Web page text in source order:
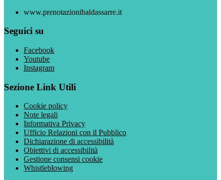
www.prenotazionibaldassarre.it
Seguici su
Facebook
Youtube
Instagram
Sezione Link Utili
Cookie policy
Note legali
Informativa Privacy
Ufficio Relazioni con il Pubblico
Dichiarazione di accessibilità
Obiettivi di accessibilità
Gestione consensi cookie
Whistleblowing